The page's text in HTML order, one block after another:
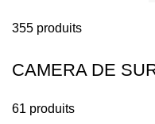
355 produits
CAMERA DE
61 produits